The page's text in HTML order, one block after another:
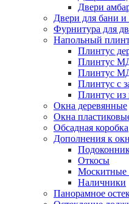
Двери
Двери для бани и
Фурнитура для
Напольный
Плинтус
Плинтус
Плинтус
Плинтус с
Плинтус из
Окна деревянные
Окна
Обсадная коробка
Дополнения к
Откосы
Москитные
Наличники
Панорамное